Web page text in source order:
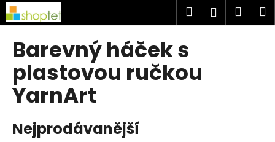
Přejít
na
obsah
Hledat
Barevný háček s
plastovou ručkou
YarnArt
Nejprodávanější
K
o
C
o
p
t